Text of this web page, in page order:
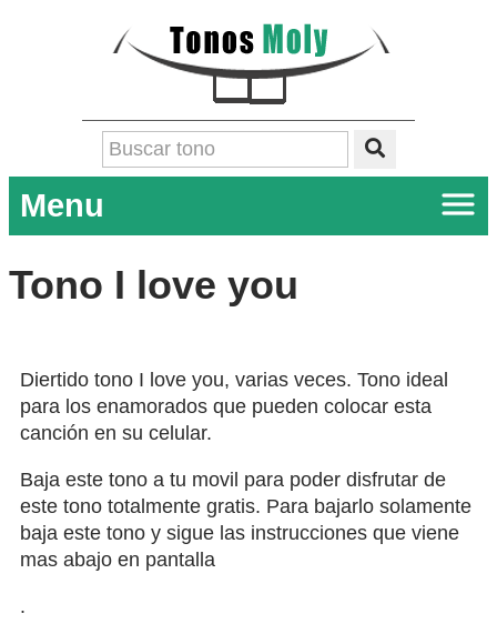
Menu
Tono I love you
Diertido tono I love you, varias veces. Tono ideal
para los enamorados que pueden colocar esta
canción en su celular.
Baja este tono a tu movil para poder disfrutar de
este tono totalmente gratis. Para bajarlo solamente
baja este tono y sigue las instrucciones que viene
mas abajo en pantalla
.